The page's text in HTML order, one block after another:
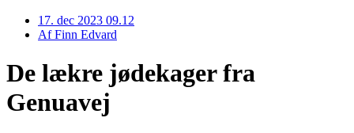
17. dec 2023 09.12
AfFinn Edvard
De lækre jødekager fra
Genuavej